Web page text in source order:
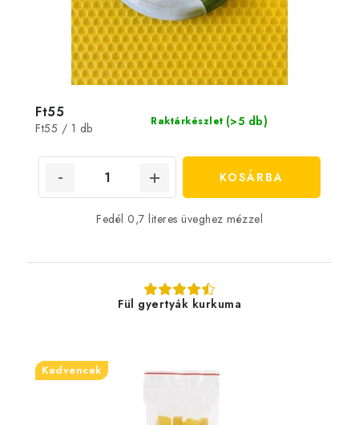
Raktárkészlet (>5 db)
Ft55
Egységár:
Ft55 / 1 db
KOSÁRBA
Fedél 0,7 literes üveghez mézzel
Fül gyertyák kurkuma
Kedvencek